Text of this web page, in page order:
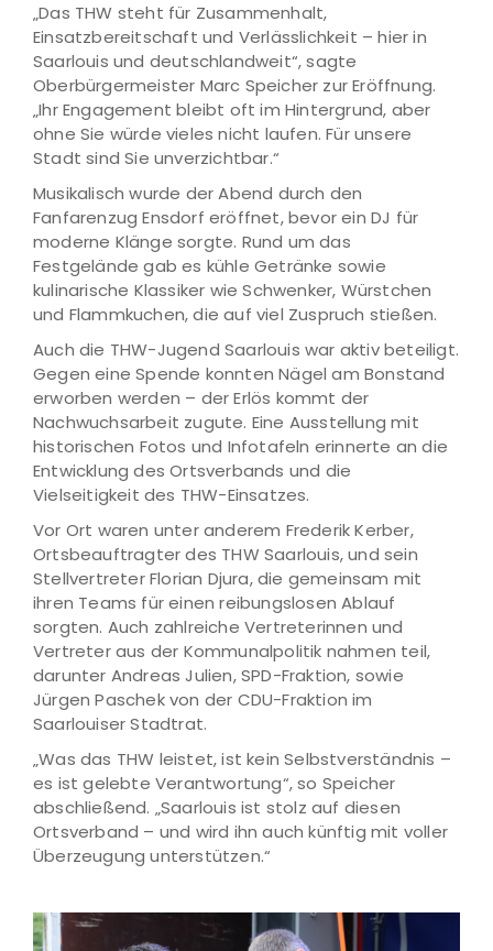
„Das THW steht für Zusammenhalt,
Einsatzbereitschaft und Verlässlichkeit – hier in
Saarlouis und deutschlandweit“, sagte
Oberbürgermeister Marc Speicher zur Eröffnung.
„Ihr Engagement bleibt oft im Hintergrund, aber
ohne Sie würde vieles nicht laufen. Für unsere
Stadt sind Sie unverzichtbar.“
Musikalisch wurde der Abend durch den
Fanfarenzug Ensdorf eröffnet, bevor ein DJ für
moderne Klänge sorgte. Rund um das
Festgelände gab es kühle Getränke sowie
kulinarische Klassiker wie Schwenker, Würstchen
und Flammkuchen, die auf viel Zuspruch stießen.
Auch die THW-Jugend Saarlouis war aktiv beteiligt.
Gegen eine Spende konnten Nägel am Bonstand
erworben werden – der Erlös kommt der
Nachwuchsarbeit zugute. Eine Ausstellung mit
historischen Fotos und Infotafeln erinnerte an die
Entwicklung des Ortsverbands und die
Vielseitigkeit des THW-Einsatzes.
Vor Ort waren unter anderem Frederik Kerber,
Ortsbeauftragter des THW Saarlouis, und sein
Stellvertreter Florian Djura, die gemeinsam mit
ihren Teams für einen reibungslosen Ablauf
sorgten. Auch zahlreiche Vertreterinnen und
Vertreter aus der Kommunalpolitik nahmen teil,
darunter Andreas Julien, SPD-Fraktion, sowie
Jürgen Paschek von der CDU-Fraktion im
Saarlouiser Stadtrat.
„Was das THW leistet, ist kein Selbstverständnis –
es ist gelebte Verantwortung“, so Speicher
abschließend. „Saarlouis ist stolz auf diesen
Ortsverband – und wird ihn auch künftig mit voller
Überzeugung unterstützen.“